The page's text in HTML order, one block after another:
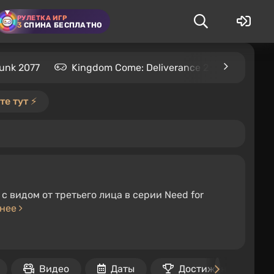
РУЛЕТКА ИГР
3 СПИНА БЕСПЛАТНО
2077 Kingdom Come: Deliverance 2
тут ⚡️
видом от третьего лица в серии Need for
Видео Даты Достижения